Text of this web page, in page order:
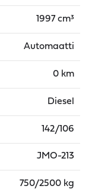
1997 cm³
Automaatti
0 km
Diesel
142/106
JMO-213
750/2500 kg